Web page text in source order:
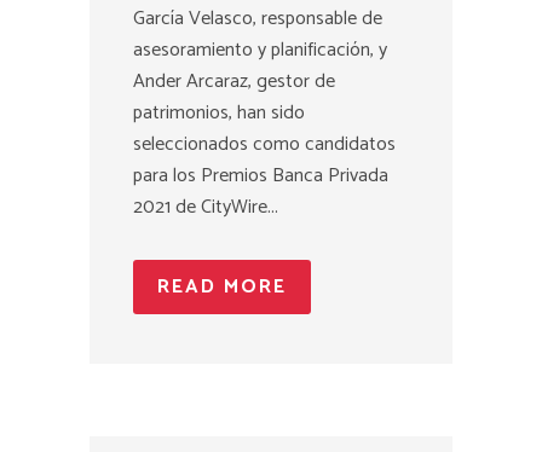
García Velasco, responsable de
asesoramiento y planificación, y
Ander Arcaraz, gestor de
patrimonios, han sido
seleccionados como candidatos
para los Premios Banca Privada
2021 de CityWire...
READ MORE